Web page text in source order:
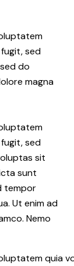
sed
do
magna
sed
sit
sunt
tempor
Ut enim ad
Nemo
quia